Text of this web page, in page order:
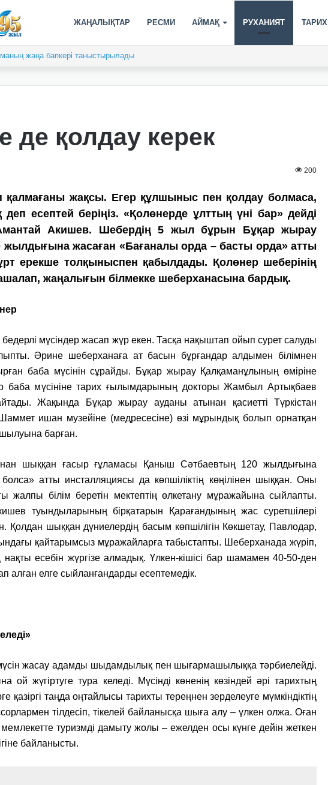
ЖАҢАЛЫҚТАР РЕСМИ АЙМАҚ РУХАНИЯТ ТАРИХ
жаңа бапкері таныстырылады
де қолдау керек
200
қалмағаны жақсы. Егер құлшыныс пен қолдау болмаса,
есептей беріңіз. «Қолөнерде ұлттың үні бар» дейді
Акишев. Шебердің 5 жыл бұрын Бұқар жырау
жасаған «Бағаналы орда – басты орда» атты
ерекше толқыныспен қабылдады. Қолөнер шеберінің
жаңалығын білмекке шеберханасына бардық.
бедерлі мүсіндер жасап жүр екен. Тасқа нақыштап ойып сурет салуды
Әрине шеберханаға ат басын бұрғандар алдымен білімнен
баба мүсінін сұрайды. Бұқар жырау Қалқаманұлының өміріне
баба мүсініне тарих ғылымдарының докторы Жамбыл Артықбаев
Жақында Бұқар жырау ауданы атынан қасиетті Түркістан
ишан музейіне (медресесіне) өзі мұрындық болып орнатқан
барған.
шыққан ғасыр ғұламасы Қаныш Сәтбаевтың 120 жылдығына
атты инсталляциясы да көпшіліктің көңілінен шыққан. Оны
жалпы білім беретін мектептің өлкетану мұражайына сыйлапты.
туындыларының бірқатарын Қарағандының жас суретшілері
Қолдан шыққан дүниелердің басым көпшілігін Көкшетау, Павлодар,
қайтарымсыз мұражайларға табыстапты. Шеберханада жүріп,
есебін жүргізе алмадық. Үлкен-кішісі бар шамамен 40-50-ден
алған елге сыйланғандарды есептемедік.
жасау адамды шыдамдылық пен шығармашылыққа тәрбиелейді.
ой жүгіртуге тура келеді. Мүсінді көненің көзіндей әрі тарихтың
қазіргі таңда оңтайлысы тарихты тереңнен зерделеуге мүмкіндіктің
тілдесіп, тікелей байланысқа шыға алу – үлкен олжа. Оған
туризмді дамыту жолы – ежелден осы күнге дейін жеткен
байланысты.